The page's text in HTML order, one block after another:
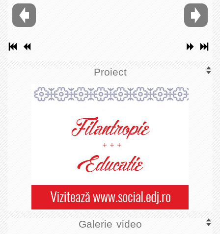
Proiect
Galerie video